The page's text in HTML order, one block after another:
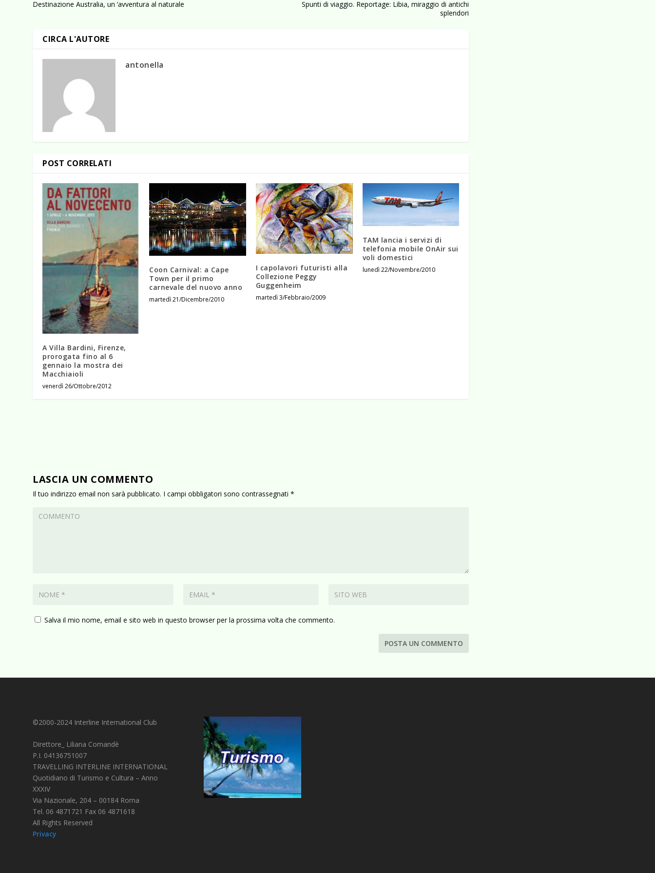
Destinazione Australia, un ‘avventura al naturale
Spunti di viaggio. Reportage: Libia, miraggio di antichi
splendori
CIRCA L'AUTORE
antonella
POST CORRELATI
A Villa Bardini, Firenze,
prorogata fino al 6
gennaio la mostra dei
Macchiaioli
venerdì 26/Ottobre/2012
Coon Carnival: a Cape
Town per il primo
carnevale del nuovo anno
martedì 21/Dicembre/2010
I capolavori futuristi alla
Collezione Peggy
Guggenheim
martedì 3/Febbraio/2009
TAM lancia i servizi di
telefonia mobile OnAir sui
voli domestici
lunedì 22/Novembre/2010
LASCIA UN COMMENTO
Il tuo indirizzo email non sarà pubblicato. I campi obbligatori sono contrassegnati*
Salva il mio nome, email e sito web in questo browser per la prossima volta che commento.
©2000-2024 Interline International Club
Direttore_ Liliana Comandè
P.I. 04136751007
TRAVELLING INTERLINE INTERNATIONAL
Quotidiano di Turismo e Cultura – Anno
XXXIV
Via Nazionale, 204 – 00184 Roma
Tel. 06 4871721 Fax 06 4871618
All Rights Reserved
Privacy